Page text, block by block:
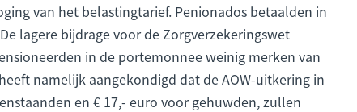
van het belastingtarief. Penionados betaalden in
lagere bijdrage voor de Zorgverzekeringswet
in de portemonnee weinig merken van
namelijk aangekondigd dat de AOW-uitkering in
en € 17,- euro voor gehuwden, zullen